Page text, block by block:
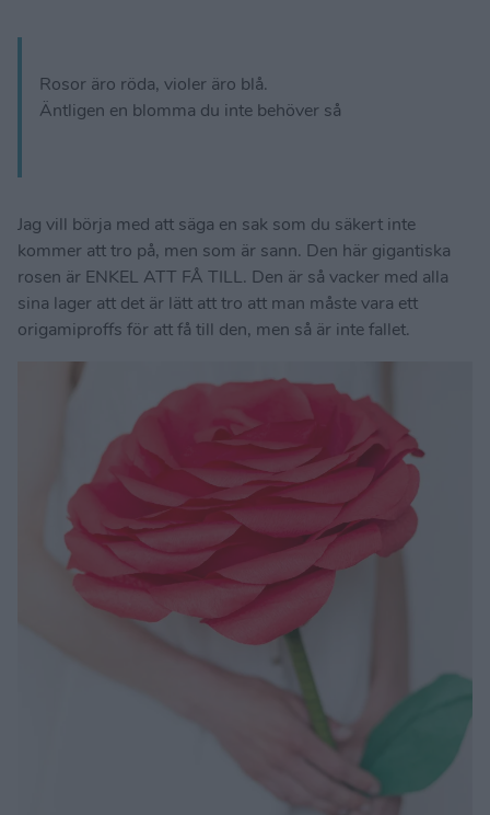
Rosor äro röda, violer äro blå.
Äntligen en blomma du inte behöver så
Jag vill börja med att säga en sak som du säkert inte
kommer att tro på, men som är sann. Den här gigantiska
rosen är ENKEL ATT FÅ TILL. Den är så vacker med alla
sina lager att det är lätt att tro att man måste vara ett
origamiproffs för att få till den, men så är inte fallet.